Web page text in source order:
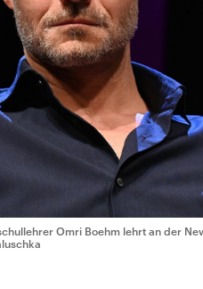
Omri Boehm lehrt an der